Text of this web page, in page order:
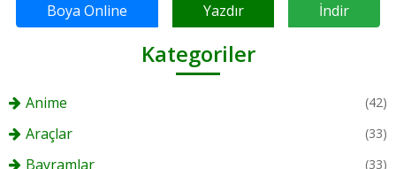
Boya Online Yazdır İndir
Kategoriler
Anime (42)
Araçlar (33)
Bayramlar (33)